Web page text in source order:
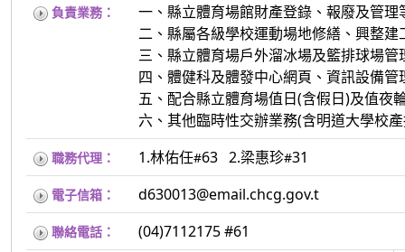
負責業務：
一、縣立體育場館財產登錄、報廢及管理
二、縣屬各級學校運動場地修繕、興整
三、縣立體育場戶外溜冰場及籃排球場
四、體健科及體發中心網頁、資訊設備
五、配合縣立體育場值日(含假日)及值夜
六、其他臨時性交辦業務(含明道大學校
職務代理： 1.林佑任#63 2.梁惠珍#31
電子信箱： d630013@email.chcg.gov.t
聯絡電話： (04)7112175 #61